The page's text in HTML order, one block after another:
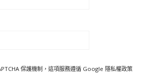
保護機制，這項服務遵循 Google 隱私權政策